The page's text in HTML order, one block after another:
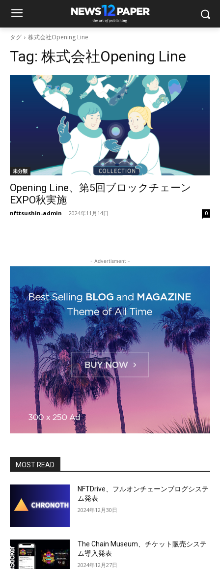
タグ 株式会社Opening Line
Tag: 株式会社Opening Line
未分類
Opening Line、第5回ブロックチェーン
EXPO秋実施
nfttsushin-admin - 2024年11月14日 0
- Advertisment -
MOST READ
NFTDrive、フルオンチェーンブログシステ
ム発表
2024年12月30日
The Chain Museum、チケット販売システ
ム導入発表
2024年12月27日